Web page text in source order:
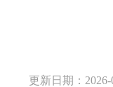
更新日期：